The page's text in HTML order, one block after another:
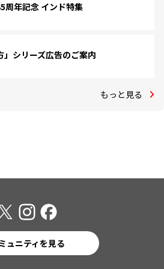
周年記念 インド特集
」シリーズ広告のご案内
もっと見る
ュニティを見る